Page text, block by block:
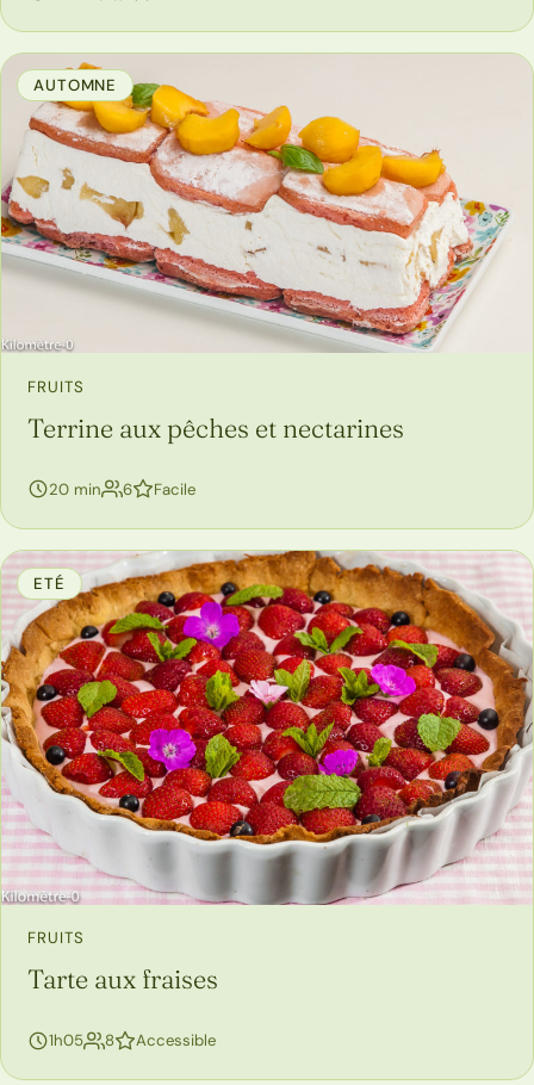
AUTOMNE
FRUITS
Terrine aux pêches et nectarines
20 min 6personnes
Facile
ETÉ
FRUITS
Tarte aux fraises
1h05 8personnes
Accessible